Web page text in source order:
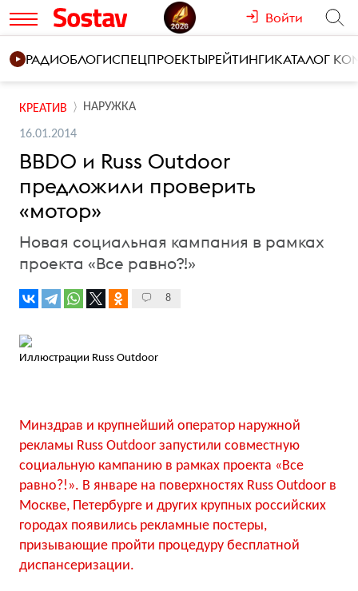
Войти
РАДИОБЛОГИСПЕЦПРОЕКТЫРЕЙТИНГИКАТАЛОГ
КРЕАТИВ НАРУЖКА
16.01.2014
BBDO и Russ Outdoor
предложили проверить
«мотор»
Новая социальная кампания в рамках
проекта «Все равно?!»
8
Иллюстрации Russ Outdoor
Минздрав и крупнейший оператор наружной
рекламы Russ Outdoor запустили совместную
социальную кампанию в рамках проекта «Все
равно?!». В январе на поверхностях Russ Outdoor в
Москве, Петербурге и других крупных российских
городах появились рекламные постеры,
призывающие пройти процедуру бесплатной
диспансеризации.